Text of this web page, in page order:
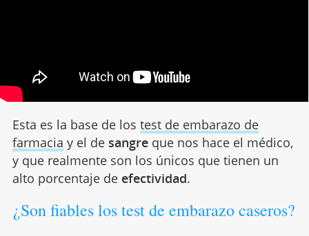
Esta es la base de los test de embarazo de
farmacia y el de sangreque nos hace el médico,
y que realmente son los únicos que tienen un
alto porcentaje de efectividad.
¿Son fiables los test de embarazo caseros?